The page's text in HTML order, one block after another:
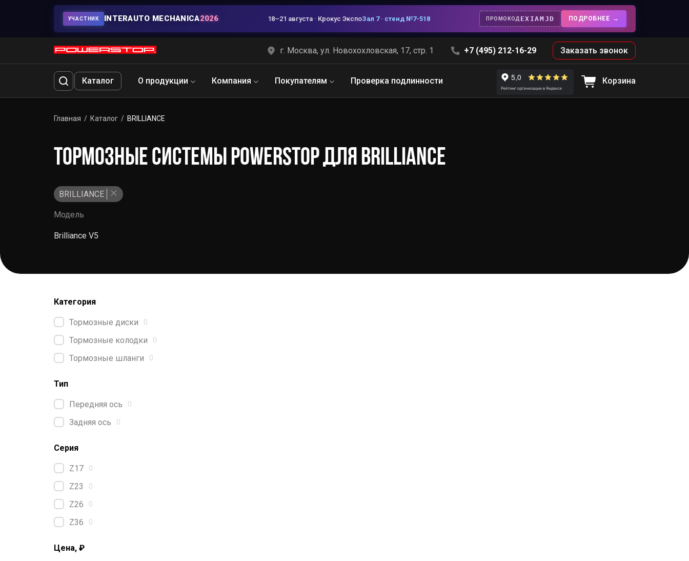
УЧАСТНИК INTERAUTO MECHANICA2026 18–21 августа · Крокус ЭкспоЗал 7 · стенд №7-518 ПРОМОКОД EXIAMJD ПОДРОБНЕЕ
г. Москва, ул. Новохохловская, 17, стр. 1 +7 (495) 212-16-29 Заказать звонок
Каталог О продукции Компания Покупателям Проверка подлинности Корзина
Главная Каталог BRILLIANCE
ТОРМОЗНЫЕ СИСТЕМЫ POWERSTOP ДЛЯ BRILLIANCE
BRILLIANCE
Модель
Brilliance V5
Категория
Тормозные диски 0
Тормозные колодки 0
Тормозные шланги 0
Тип
Передняя ось 0
Задняя ось 0
Серия
Z17 0
Z23 0
Z26 0
Z36 0
Цена, ₽